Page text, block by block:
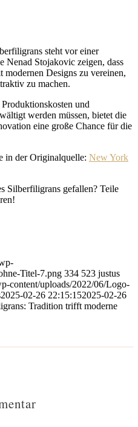
steht vor einer
Nenad Stojakovic zeigen, dass
Designs zu vereinen,
zu machen.
und
werden müssen, bietet die
eine große Chance für die
in der Originalquelle: New York
Silberfiligrans gefallen? Teile
Titel-7.png 334 523 justus
content/uploads/2022/06/Logo-
2025-02-26 22:15:152025-02-26
Tradition trifft moderne